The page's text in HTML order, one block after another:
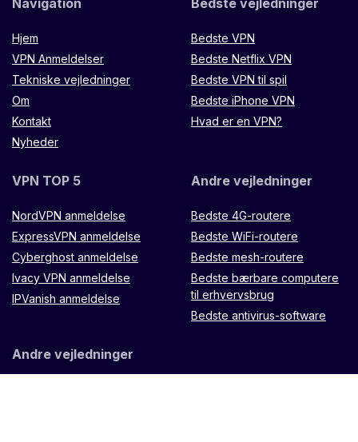
Navigation
Hjem
VPN Anmeldelser
Tekniske vejledninger
Om
Kontakt
Nyheder
Bedste vejledninger
Bedste VPN
Bedste Netflix VPN
Bedste VPN til spil
Bedste iPhone VPN
Hvad er en VPN?
VPN TOP 5
NordVPN anmeldelse
ExpressVPN anmeldelse
Cyberghost anmeldelse
Ivacy VPN anmeldelse
IPVanish anmeldelse
Andre vejledninger
Bedste 4G-routere
Bedste WiFi-routere
Bedste mesh-routere
Bedste bærbare computere
til erhvervsbrug
Bedste antivirus-software
Andre vejledninger